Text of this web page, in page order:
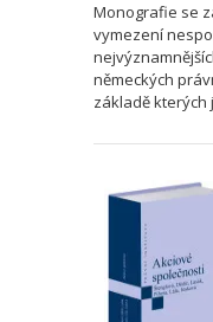
Monografie se
vymezení
německých
základě kterých